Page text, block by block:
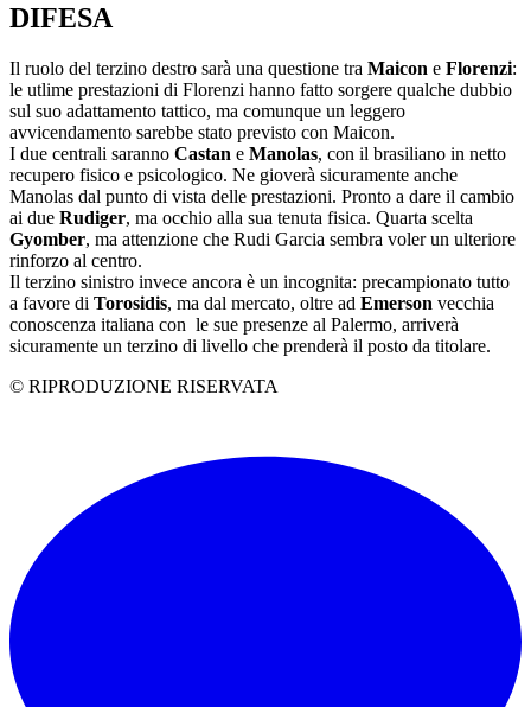
DIFESA
Il ruolo del terzino destro sarà una questione tra Maicon e Florenzi:
le utlime prestazioni di Florenzi hanno fatto sorgere qualche dubbio
sul suo adattamento tattico, ma comunque un leggero
avvicendamento sarebbe stato previsto con Maicon.
I due centrali saranno Castan e Manolas, con il brasiliano in netto
recupero fisico e psicologico. Ne gioverà sicuramente anche
Manolas dal punto di vista delle prestazioni. Pronto a dare il cambio
ai due Rudiger, ma occhio alla sua tenuta fisica. Quarta scelta
Gyomber, ma attenzione che Rudi Garcia sembra voler un ulteriore
rinforzo al centro.
Il terzino sinistro invece ancora è un incognita: precampionato tutto
a favore di Torosidis, ma dal mercato, oltre ad Emerson vecchia
conoscenza italiana con le sue presenze al Palermo, arriverà
sicuramente un terzino di livello che prenderà il posto da titolare.
© RIPRODUZIONE RISERVATA